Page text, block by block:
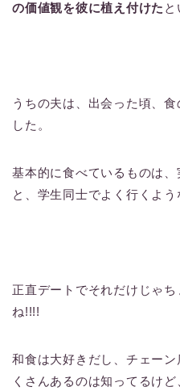
の価値観を彼に植え付けた と
うちの夫は、出会った頃、
した。
基本的に食べているものは
と、学生同士でよく行くよう
正直デートでそれだけじゃ
ね!!!!
和食は大好きだし、チェー
くさんあるのは知ってるけ